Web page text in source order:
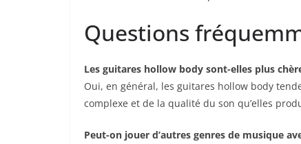
Questions
Les guitares hollow body sont-elles plus
Oui, en général, les ⁢guitares hollow body
complexe et de la qualité⁢ du son qu’elles
Peut-on ⁢jouer ‍d’autres‍ genres de musique